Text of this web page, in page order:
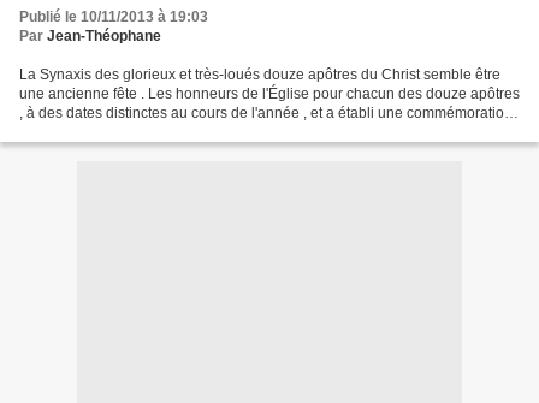
Publié le 10/11/2013 à 19:03
Par Jean-Théophane
La Synaxis des glorieux et très-loués douze apôtres du Christ semble être
une ancienne fête . Les honneurs de l'Église pour chacun des douze apôtres
, à des dates distinctes au cours de l'année , et a établi une commémoration